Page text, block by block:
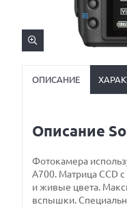
ОПИСАНИЕ
Описание
Фотокамера
A700. Матрица CCD
и живые цвета.
вспышки.